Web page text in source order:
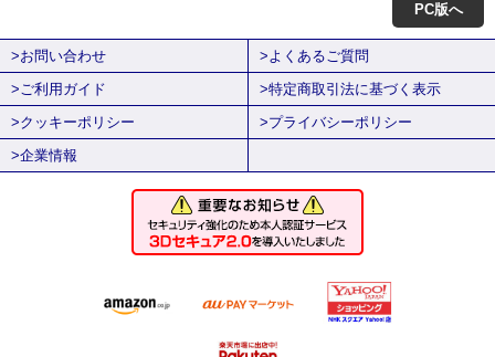
PC版へ
>お問い合わせ
>よくあるご質問
>ご利用ガイド
>特定商取引法に基づく表示
>クッキーポリシー
>プライバシーポリシー
>企業情報